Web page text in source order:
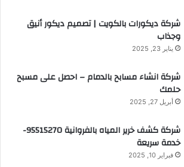
شركة ديكورات بالكويت | تصميم ديكور أنيق
وجذاب
يناير 23, 2025
شركة انشاء مسابح بالدمام – احصل على مسبح
حلمك
أبريل 27, 2025
شركة كشف خرير المياه بالفروانية 95515270-
خدمة سريعة
فبراير 10, 2025